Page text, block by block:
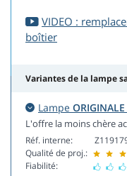
VIDEO :
boîtier
Variantes de la lampe
Lampe ORIGINALE
L'offre la moins chère
Réf. interne:
Qualité de proj.:
Fiabilité: